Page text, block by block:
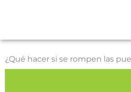
¿Qué hacer si se rompen las